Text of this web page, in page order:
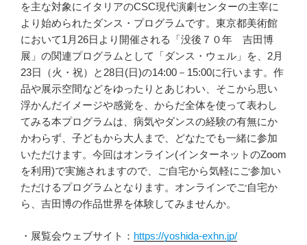
を主な対象にイタリアのCSC現代演劇センターの主宰に
より始められたダンス・プログラムです。東京都美術館
において1月26日より開催される「没後７０年 吉田博
展」の関連プログラムとして「ダンス・ウェル」を、2月
23日（火・祝）と28日(日)の14:00－15:00に行います。作
品や展示空間などをゆったりとあじわい、そこから思い
浮かんだイメージや感覚を、からだ全体を使って表わし
てみる本プログラムは、病気やダンスの経験の有無にか
かわらず、子どもから大人まで、どなたでも一緒に参加
いただけます。今回はオンライン(インターネットのZoom
を利用)で実施されますので、ご自宅から気軽にご参加い
ただけるプログラムとなります。オンラインでご自宅か
ら、吉田博の作品世界を体験してみませんか。
・展覧会ウェブサイト： https://yoshida-exhn.jp/